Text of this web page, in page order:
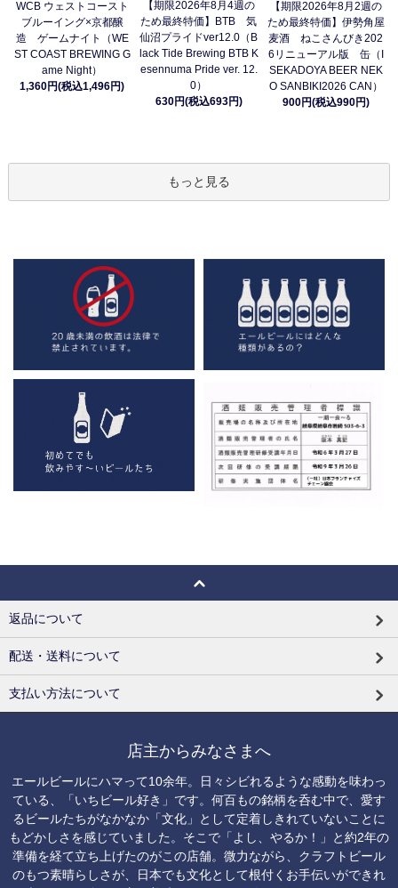
WCB ウェストコースト
ブルーイング×京都醸
造 ゲームナイト（WE
ST COAST BREWING G
ame Night）
1,360円(税込1,496円)
【期限2026年8月4週の
ため最終特価】BTB 気
仙沼プライドver12.0（B
lack Tide Brewing BTB K
esennuma Pride ver. 12.
0）
630円(税込693円)
【期限2026年8月2週の
ため最終特価】伊勢角屋
麦酒 ねこさんびき202
6リニューアル版 缶（I
SEKADOYA BEER NEK
O SANBIKI2026 CAN）
900円(税込990円)
もっと見る
返品について
配送・送料について
支払い方法について
店主からみなさまへ
エールビールにハマって10余年。日々シビれるような感動を味わっ
ている、「いちビール好き」です。何百もの銘柄を呑む中で、愛す
るビールたちがなかなか「文化」として定着しきれていないことに
もどかしさを感じていました。そこで「よし、やるか！」と約2年の
準備を経て立ち上げたのがこの店舗。微力ながら、クラフトビール
のもつ素晴らしさが、日本でも文化として根付くお手伝いができれ